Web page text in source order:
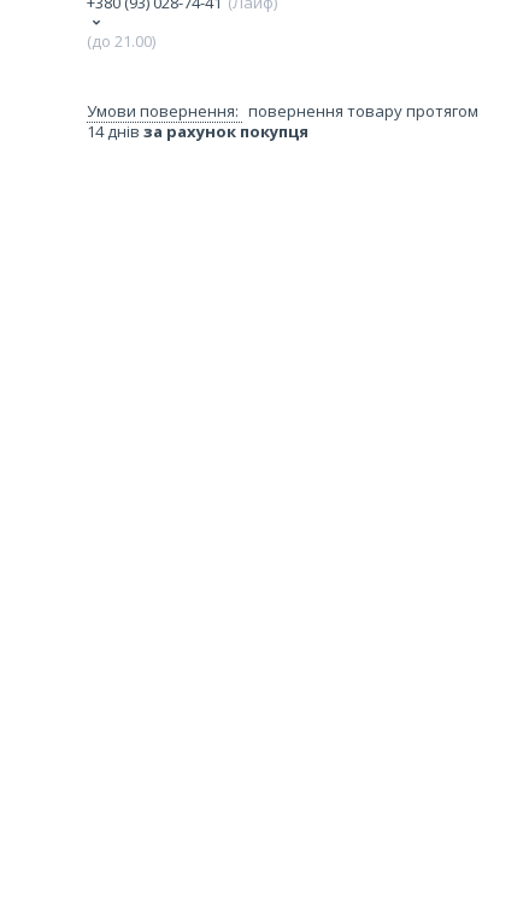
(до 21.00)
повернення товару протягом
14 днів за рахунок покупця